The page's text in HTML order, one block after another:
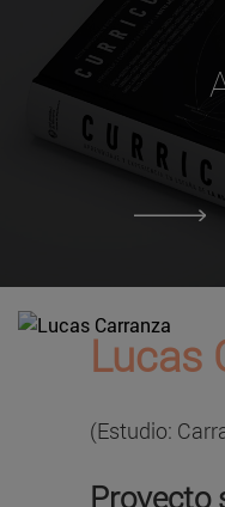
Lucas
(Estudio:
Proyecto